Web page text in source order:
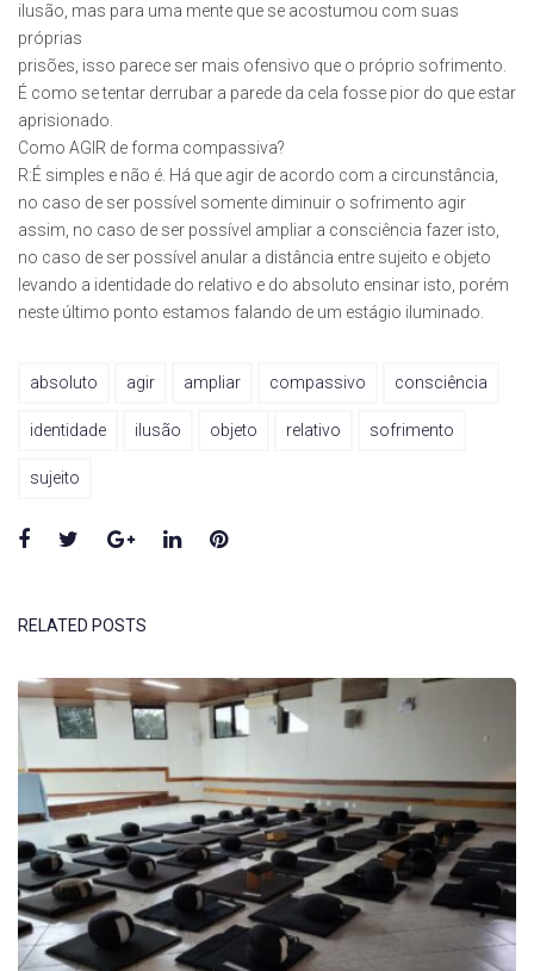
ilusão, mas para uma mente que se acostumou com suas
próprias
prisões, isso parece ser mais ofensivo que o próprio sofrimento.
É como se tentar derrubar a parede da cela fosse pior do que estar
aprisionado.
Como AGIR de forma compassiva?
R:É simples e não é. Há que agir de acordo com a circunstância,
no caso de ser possível somente diminuir o sofrimento agir
assim, no caso de ser possível ampliar a consciência fazer isto,
no caso de ser possível anular a distância entre sujeito e objeto
levando a identidade do relativo e do absoluto ensinar isto, porém
neste último ponto estamos falando de um estágio iluminado.
absoluto agir ampliar compassivo consciência
identidade ilusão objeto relativo sofrimento
sujeito
Facebook
TwitterGoogle+LinkedInPinterest
RELATED POSTS